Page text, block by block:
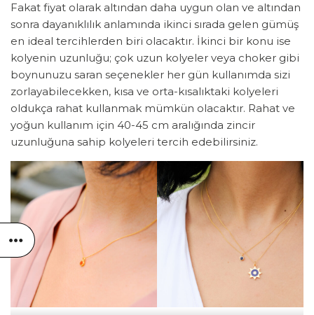
Fakat fiyat olarak altından daha uygun olan ve altından
sonra dayanıklılık anlamında ikinci sırada gelen gümüş
en ideal tercihlerden biri olacaktır. İkinci bir konu ise
kolyenin uzunluğu; çok uzun kolyeler veya choker gibi
boynunuzu saran seçenekler her gün kullanımda sizi
zorlayabilecekken, kısa ve orta-kısalıktaki kolyeleri
oldukça rahat kullanmak mümkün olacaktır. Rahat ve
yoğun kullanım için 40-45 cm aralığında zincir
uzunluğuna sahip kolyeleri tercih edebilirsiniz.